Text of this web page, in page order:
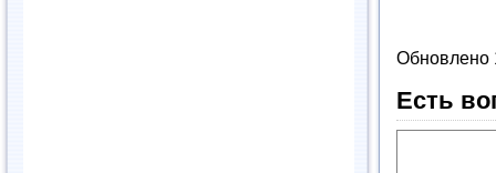
Обновлено
Есть